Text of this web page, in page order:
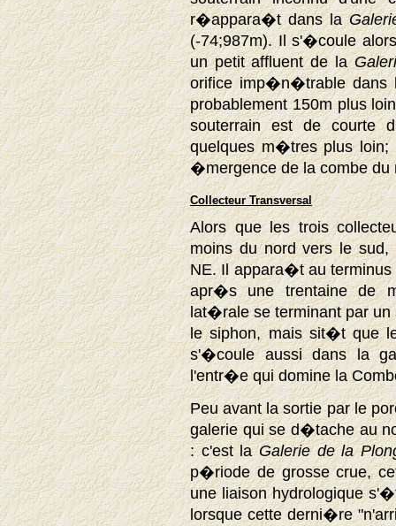
r�appara�t dans la
(-74;987m). Il s'�coule
un petit affluent de la
orifice imp�n�trable dans
probablement 150m plus
souterrain est de courte
quelques m�tres plus
�mergence de la combe
Collecteur Transversal
Alors que les trois
moins du nord vers le
NE. Il appara�t au
apr�s une trentaine de
lat�rale se terminant par
le siphon, mais sit�t que
s'�coule aussi dans la
l'entr�e qui domine la
Peu avant la sortie par le
galerie qui se d�tache au
: c'est laGalerie de la
p�riode de grosse crue,
une liaison hydrologique
lorsque cette derni�re